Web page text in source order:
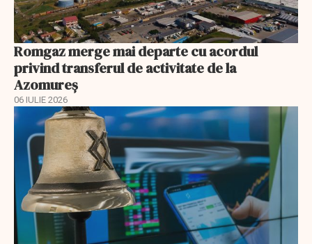
Romgaz merge mai departe cu acordul
privind transferul de activitate de la
Azomureș
06 IULIE 2026